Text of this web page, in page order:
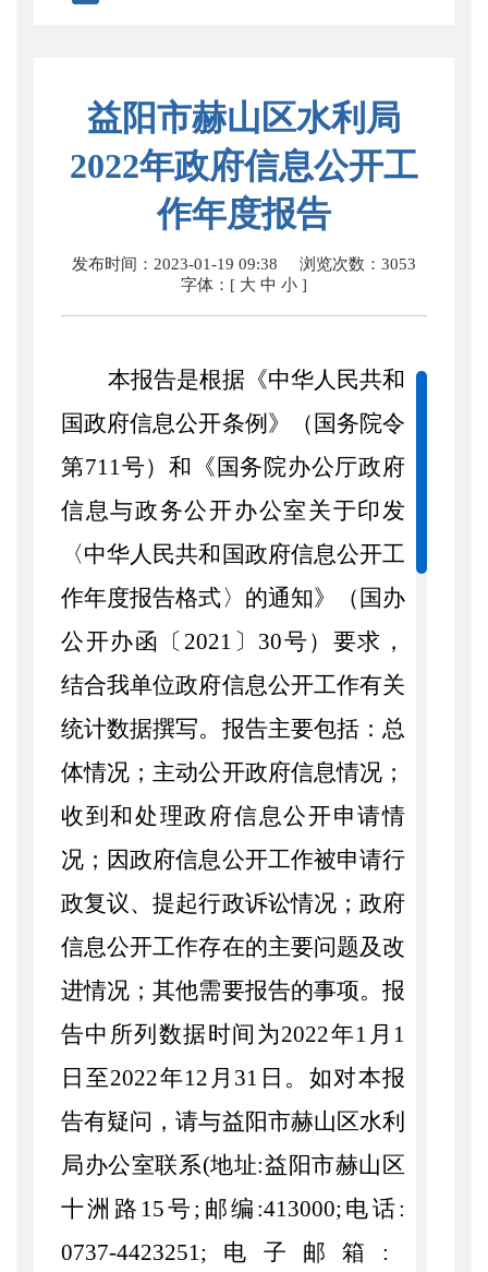
益阳市赫山区水利局
2022年政府信息公开工
作年度报告
发布时间：2023-01-19 09:38 浏览次数： 3053
字体：[ 大 中 小 ]
本报告是根据《中华人民共和
国政府信息公开条例》（国务院令
第711号）和《国务院办公厅政府
信息与政务公开办公室关于印发
〈中华人民共和国政府信息公开工
作年度报告格式〉的通知》（国办
公开办函〔 2021 〕 30号）要求，
结合我单位政府信息公开工作有关
统计数据撰写。报告主要包括：总
体情况；主动公开政府信息情况；
收到和处理政府信息公开申请情
况；因政府信息公开工作被申请行
政复议、提起行政诉讼情况；政府
信息公开工作存在的主要问题及改
进情况；其他需要报告的事项。报
告中所列数据时间为2022年1 月 1
日至2022年12 月 31 日。如对本报
告有疑问，请与益阳市赫山区水利
局办公室联系(地址:益阳市赫山区
十洲路 15号; 邮编 :413000; 电话:
0737-4423251; 电子邮箱 :